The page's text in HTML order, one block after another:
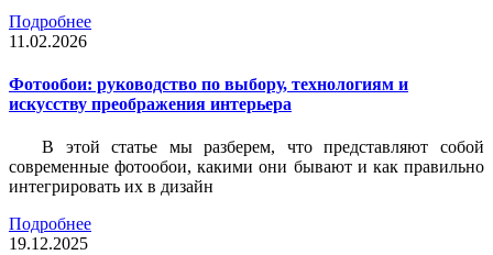
Подробнее
11.02.2026
Фотообои: руководство по выбору, технологиям и
искусству преображения интерьера
В этой статье мы разберем, что представляют собой
современные фотообои, какими они бывают и как правильно
интегрировать их в дизайн
Подробнее
19.12.2025